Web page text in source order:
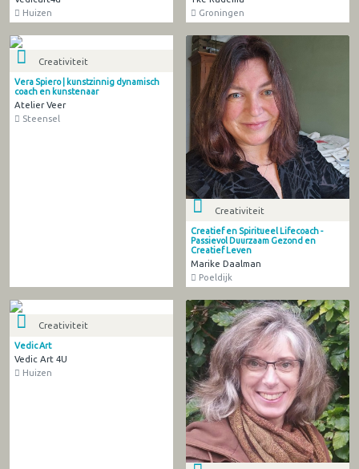
Huizen
Groningen
Creativiteit
Vera Spiero | kunstzinnig dynamisch
coach en kunstenaar
Atelier Veer
Steensel
Creativiteit
Creatief en Spiritueel Lifecoach -
Passievol Duurzaam Gezond en
Creatief Leven
Marike Daalman
Poeldijk
Creativiteit
Vedic Art
Vedic Art 4U
Huizen